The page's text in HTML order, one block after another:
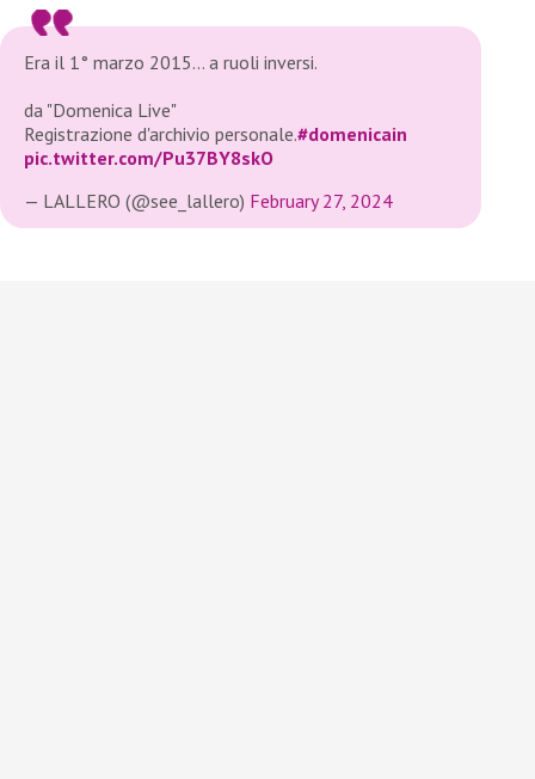
Era il 1° marzo 2015… a ruoli inversi.
da "Domenica Live"
Registrazione d'archivio personale.#domenicain
pic.twitter.com/Pu37BY8skO
— LALLERO (@see_lallero) February 27, 2024